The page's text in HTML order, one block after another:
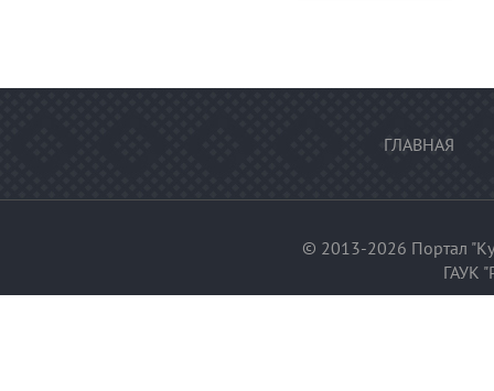
ГЛАВНАЯ
© 2013-2026 Портал
ГАУК